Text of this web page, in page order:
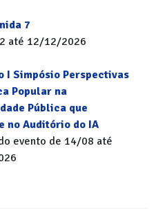
7
até 12/12/2026
I Simpósio Perspectivas
Popular na
Pública que
no Auditório do IA
evento de 14/08 até